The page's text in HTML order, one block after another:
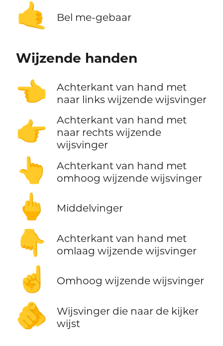
🤙 Bel me-gebaar
Wijzende handen
👈
Achterkant van hand met
naar links wijzende wijsvinger
👉
Achterkant van hand met
naar rechts wijzende
wijsvinger
👆
Achterkant van hand met
omhoog wijzende wijsvinger
🖕 Middelvinger
👇
Achterkant van hand met
omlaag wijzende wijsvinger
☝️ Omhoog wijzende wijsvinger
🫵
Wijsvinger die naar de kijker
wijst